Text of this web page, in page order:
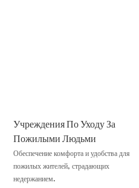
Учреждения По Уходу За
Пожилыми Людьми
Обеспечение комфорта и удобства для
пожилых жителей, страдающих
недержанием.